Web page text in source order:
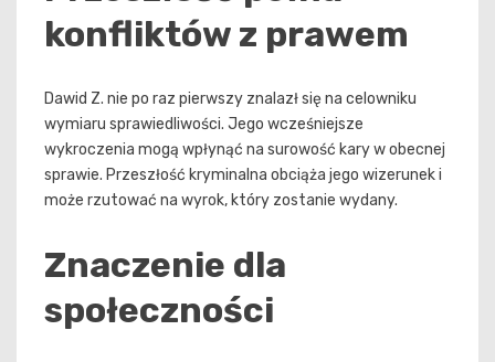
konfliktów z prawem
Dawid Z. nie po raz pierwszy znalazł się na celowniku
wymiaru sprawiedliwości. Jego wcześniejsze
wykroczenia mogą wpłynąć na surowość kary w obecnej
sprawie. Przeszłość kryminalna obciąża jego wizerunek i
może rzutować na wyrok, który zostanie wydany.
Znaczenie dla
społeczności